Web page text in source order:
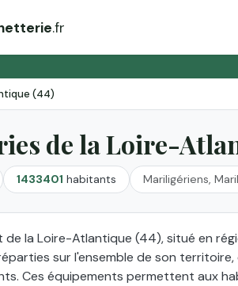
.fr
(44)
de la Loire-
1433401 habitants Mariligériens,
la Loire-Atlantique (44), situé en
sur l'ensemble de son
Ces équipements permettent aux